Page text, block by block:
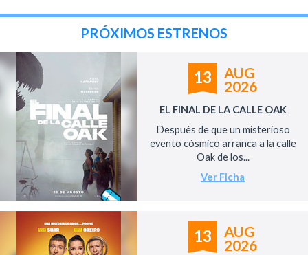
PRÓXIMOS ESTRENOS
13
AUG
2026
EL FINAL DE LA CALLE OAK
Después de que un misterioso
evento cósmico arranca a la calle
Oak de los...
Ver Ficha
13
AUG
2026